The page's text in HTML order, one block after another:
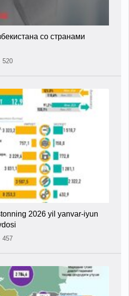
со странами
520
2026 yil yanvar-iyun
457